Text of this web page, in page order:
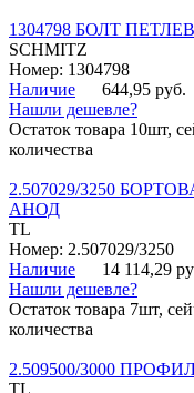
1304798 БОЛТ
SCHMITZ
Номер: 1304798
Наличие
644,95 руб.
Нашли дешевле?
Остаток товара 10шт,
количества
2.507029/3250
АНОД
TL
Номер: 2.507029/3250
Наличие
14 114,29
Нашли дешевле?
Остаток товара 7шт,
количества
2.509500/3000